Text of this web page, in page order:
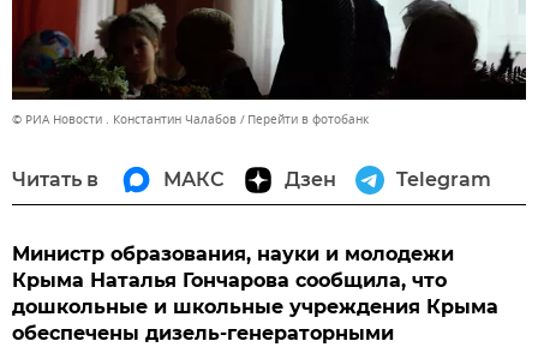
© РИА Новости . Константин Чалабов Перейти в фотобанк
Читать в МАКС Дзен Telegram
Министр образования, науки и молодежи
Крыма Наталья Гончарова сообщила, что
дошкольные и школьные учреждения Крыма
обеспечены дизель-генераторными